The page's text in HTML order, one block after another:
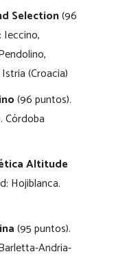
Selection(96
Ieccino,
(Croacia)
(96 puntos).
Córdoba
Altitude
Hojiblanca.
(95 puntos).
Andria-